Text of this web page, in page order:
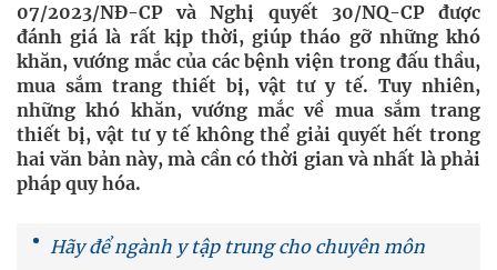
07/2023/NÐ-CP và Nghị quyết 30/NQ-CP được
đánh giá là rất kịp thời, giúp tháo gỡ những khó
khăn, vướng mắc của các bệnh viện trong đấu thầu,
mua sắm trang thiết bị, vật tư y tế. Tuy nhiên,
những khó khăn, vướng mắc về mua sắm trang
thiết bị, vật tư y tế không thể giải quyết hết trong
hai văn bản này, mà cần có thời gian và nhất là phải
pháp quy hóa.
Hãy để ngành y tập trung cho chuyên môn